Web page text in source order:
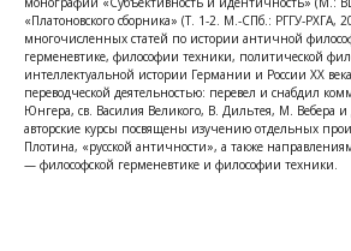
«Платоновского сборника» (Т. 1-2. М.-СПб.: РГГУ-РХГА,
многочисленных статей по истории античной
герменевтике, философии техники, политической
интеллектуальной истории Германии и России XX
переводческой деятельностью: перевел и снабдил
Юнгера, св. Василия Великого, В. Дильтея, М. Вебера и
авторские курсы посвящены изучению отдельных
Плотина, «русской античности», а также
— философской герменевтике и философии техники.